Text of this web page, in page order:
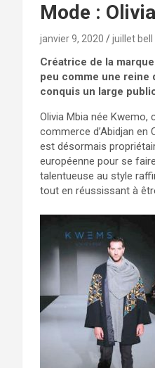
Mode :
janvier 9, 2020 juillet bell
Créatrice de la
peu comme une reine
conquis un large
Olivia Mbia née Kwemo,
commerce d’Abidjan en
est désormais
européenne pour se
talentueuse au style
tout en réussissant à